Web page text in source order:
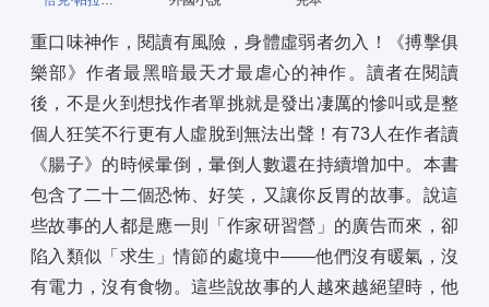
重口味神作，閱讀有風險，身體虛弱者勿入！《搏擊俱
樂部》作者最黑暗最天才最虐心的神作。讀者在閱讀
後，不是火到想找作者單挑就是發出凄厲的慘叫或是整
個人狂笑不行更有人虛脫到無法出聲！有73人在作者讀
《腸子》的時候暈倒，暈倒人數還在持續增加中。本書
包含了二十二個恐怖、好笑，又讓你反胃的故事。說這
些故事的人都是應一則「作家研習營」的廣告而來，卻
陷入類似「求生」情節的處境中——他們沒有暖氣，沒
有電力，沒有食物。這些說故事的人越來越絕望時，他